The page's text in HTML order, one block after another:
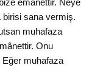
emânettir. Neye
birisi sana vermiş.
muhafaza
Onu
Eğer muhafaza